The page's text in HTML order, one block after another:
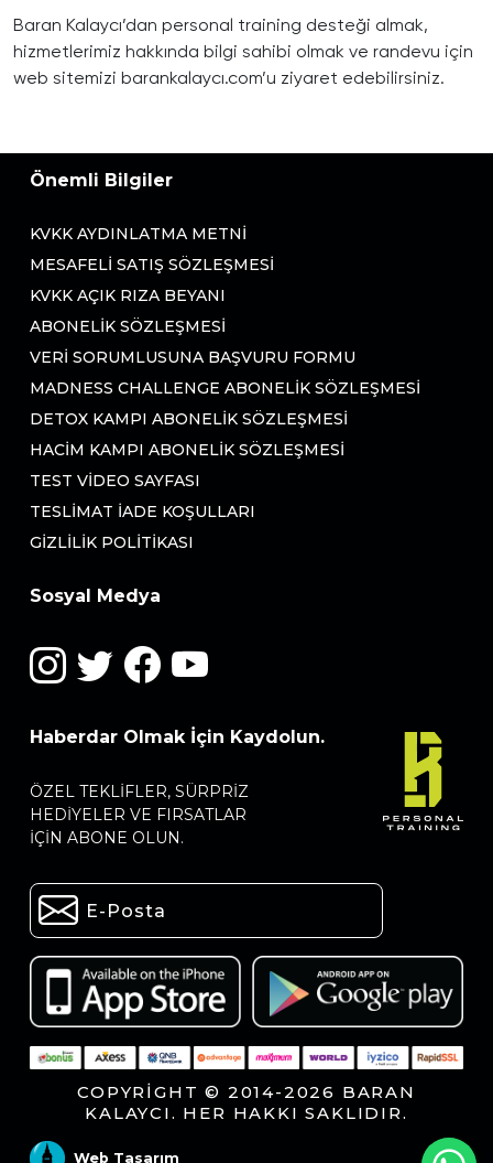
Baran Kalaycı’dan personal training desteği almak,
hizmetlerimiz hakkında bilgi sahibi olmak ve randevu için
web sitemizi barankalaycı.com’u ziyaret edebilirsiniz.
Önemli Bilgiler
KVKK AYDINLATMA METNI
MESAFELI SATIŞ SÖZLEŞMESI
KVKK AÇIK RIZA BEYANI
ABONELIK SÖZLEŞMESI
VERI SORUMLUSUNA BAŞVURU FORMU
MADNESS CHALLENGE ABONELIK SÖZLEŞMESI
DETOX KAMPI ABONELIK SÖZLEŞMESI
HACIM KAMPI ABONELIK SÖZLEŞMESI
TEST VIDEO SAYFASI
TESLIMAT İADE KOŞULLARI
GIZLILIK POLITIKASI
Sosyal Medya
Haberdar Olmak İçin Kaydolun.
ÖZEL TEKLIFLER, SÜRPRIZ
HEDIYELER VE FIRSATLAR
IÇIN ABONE OLUN.
COPYRIGHT © 2014-2026 BARAN
KALAYCI. HER HAKKI SAKLIDIR.
Web Tasarım